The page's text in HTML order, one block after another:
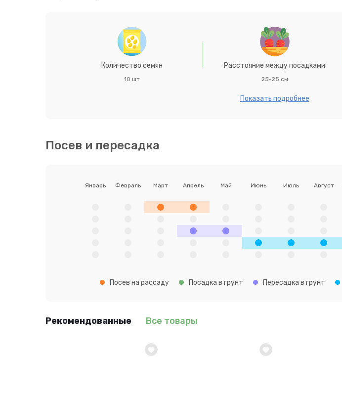
Количество семян
10 шт
Расстояние между посадками
25-25 см
Показать подробнее
Посев и пересадка
Январь Февраль Март Апрель Май Июнь Июль Август
Посев на рассаду Посадка в грунт Пересадка в грунт
Рекомендованные Все товары